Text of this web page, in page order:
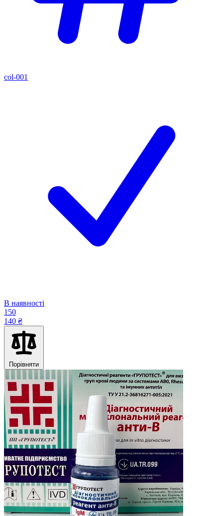
col-001
В наявності
150
140 ₴
Порівняти